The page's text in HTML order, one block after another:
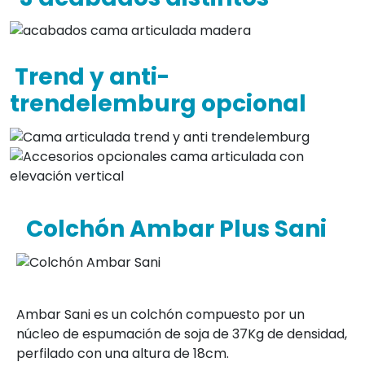
Trend y anti-
trendelemburg opcional
Colchón Ambar Plus Sani
Ambar Sani es un colchón compuesto por un
núcleo de espumación de soja de 37Kg de densidad,
perfilado con una altura de 18cm.